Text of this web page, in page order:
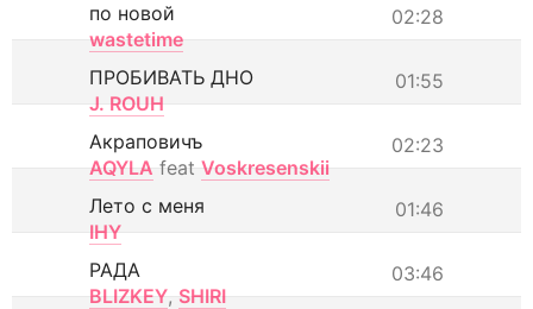
02:28
по новой
wastetime
01:55
ПРОБИВАТЬ ДНО
J. ROUH
02:23
Акраповичъ
AQYLA feat Voskresenskii
01:46
Лето с меня
IHY
03:46
РАДА
BLIZKEY, SHIRI